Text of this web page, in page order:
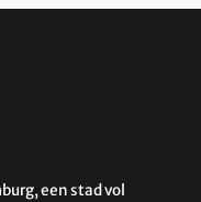
een stad vol